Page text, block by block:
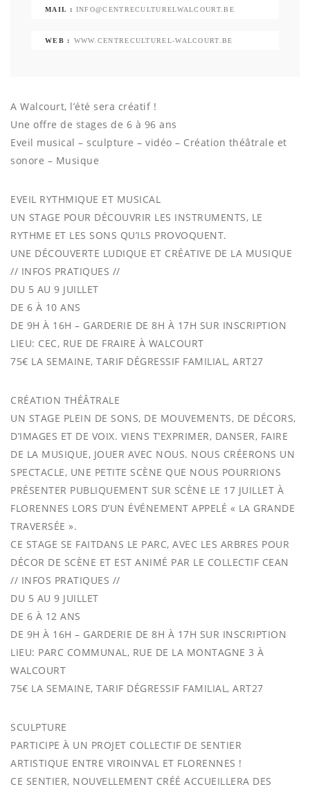
MAIL : INFO@CENTRECULTURELWALCOURT.BE
WEB : WWW.CENTRECULTUREL-WALCOURT.BE
A Walcourt, l’été sera créatif !
Une offre de stages de 6 à 96 ans
Eveil musical – sculpture – vidéo – Création théâtrale et
sonore – Musique
EVEIL RYTHMIQUE ET MUSICAL
UN STAGE POUR DÉCOUVRIR LES INSTRUMENTS, LE
RYTHME ET LES SONS QU’ILS PROVOQUENT.
UNE DÉCOUVERTE LUDIQUE ET CRÉATIVE DE LA MUSIQUE
// INFOS PRATIQUES //
DU 5 AU 9 JUILLET
DE 6 À 10 ANS
DE 9H À 16H – GARDERIE DE 8H À 17H SUR INSCRIPTION
LIEU: CEC, RUE DE FRAIRE À WALCOURT
75€ LA SEMAINE, TARIF DÉGRESSIF FAMILIAL, ART27
CRÉATION THÉÂTRALE
UN STAGE PLEIN DE SONS, DE MOUVEMENTS, DE DÉCORS,
D’IMAGES ET DE VOIX. VIENS T’EXPRIMER, DANSER, FAIRE
DE LA MUSIQUE, JOUER AVEC NOUS. NOUS CRÉERONS UN
SPECTACLE, UNE PETITE SCÈNE QUE NOUS POURRIONS
PRÉSENTER PUBLIQUEMENT SUR SCÈNE LE 17 JUILLET À
FLORENNES LORS D’UN ÉVÉNEMENT APPELÉ « LA GRANDE
TRAVERSÉE ».
CE STAGE SE FAITDANS LE PARC, AVEC LES ARBRES POUR
DÉCOR DE SCÈNE ET EST ANIMÉ PAR LE COLLECTIF CEAN
// INFOS PRATIQUES //
DU 5 AU 9 JUILLET
DE 6 À 12 ANS
DE 9H À 16H – GARDERIE DE 8H À 17H SUR INSCRIPTION
LIEU: PARC COMMUNAL, RUE DE LA MONTAGNE 3 À
WALCOURT
75€ LA SEMAINE, TARIF DÉGRESSIF FAMILIAL, ART27
SCULPTURE
PARTICIPE À UN PROJET COLLECTIF DE SENTIER
ARTISTIQUE ENTRE VIROINVAL ET FLORENNES !
CE SENTIER, NOUVELLEMENT CRÉÉ ACCUEILLERA DES